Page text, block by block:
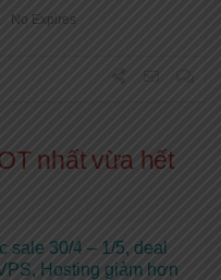
No Expires
nhất vừa hết
sale 30/4 – 1/5, deal
Hosting giảm hơn